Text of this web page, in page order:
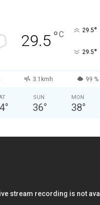
29.5 °C 29.5°
29.5°
3.1kmh 99 %
°
SUN
36°
MON
38°